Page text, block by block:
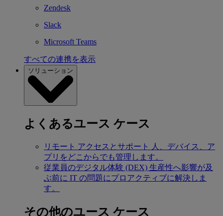
Zendesk
Slack
Microsoft Teams
すべての連携を表示
ソリューション
よくあるユース ケース
リモート アクセスとサポート
人、デバイス、ア
プリをどこからでも管理します。
従業員のデジタル体験 (DEX) 生産性へ影響が及
ぶ前に IT の問題にプロアクティブに解決しま
す。
その他のユース ケース